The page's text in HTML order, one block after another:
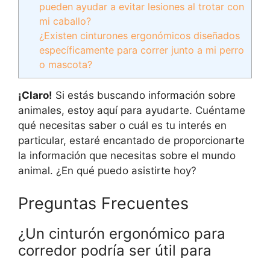
pueden ayudar a evitar lesiones al trotar con
mi caballo?
¿Existen cinturones ergonómicos diseñados
específicamente para correr junto a mi perro
o mascota?
¡Claro! Si estás buscando información sobre
animales, estoy aquí para ayudarte. Cuéntame
qué necesitas saber o cuál es tu interés en
particular, estaré encantado de proporcionarte
la información que necesitas sobre el mundo
animal. ¿En qué puedo asistirte hoy?
Preguntas Frecuentes
¿Un cinturón ergonómico para
corredor podría ser útil para